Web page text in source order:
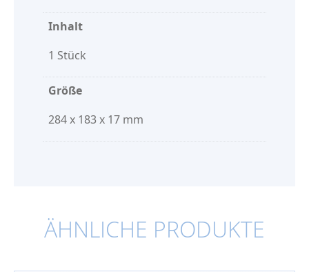
Inhalt
1 Stück
Größe
284 x 183 x 17 mm
ÄHNLICHE PRODUKTE